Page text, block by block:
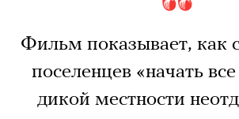
Фильм показывает, как
поселенцев «начать
дикой местности